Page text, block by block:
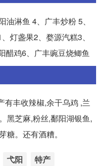
淋鱼 4、广丰炒粉 5、
灯盏果2、婺源汽糕3、
醋鸡6、广丰豌豆烧鲫鱼
有丰收辣椒,余干乌鸡 ,兰
黑芝麻,粉丝,鄱阳湖银鱼,
糖。还有酒糟。
弋阳 特产